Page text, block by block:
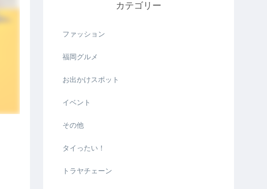
カテゴリー
ファッション
福岡グルメ
お出かけスポット
イベント
その他
タイったい！
トラヤチェーン